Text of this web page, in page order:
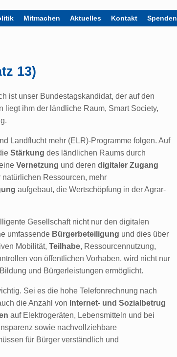
Mitmachen Aktuelles Kontakt Spenden
13)
ist unser Bundestagskandidat, der auf den
liegt ihm der ländliche Raum, Smart Society,
Landflucht mehr (ELR)-Programme folgen. Auf
Stärkung des ländlichen Raums durch
Vernetzung und deren digitaler Zugang
Ressourcen, mehr
aufgebaut, die Wertschöpfung in der Agrar-
Gesellschaft nicht nur den digitalen
umfassende Bürgerbeteiligung und dies über
Mobilität, Teilhabe, Ressourcennutzung,
von öffentlichen Vorhaben, wird nicht nur
und Bürgerleistungen ermöglicht.
Sei es die hohe Telefonrechnung nach
die Anzahl von Internet- und Sozialbetrug
auf Elektrogeräten, Lebensmitteln und bei
sowie nachvollziehbare
für Bürger verständlich und